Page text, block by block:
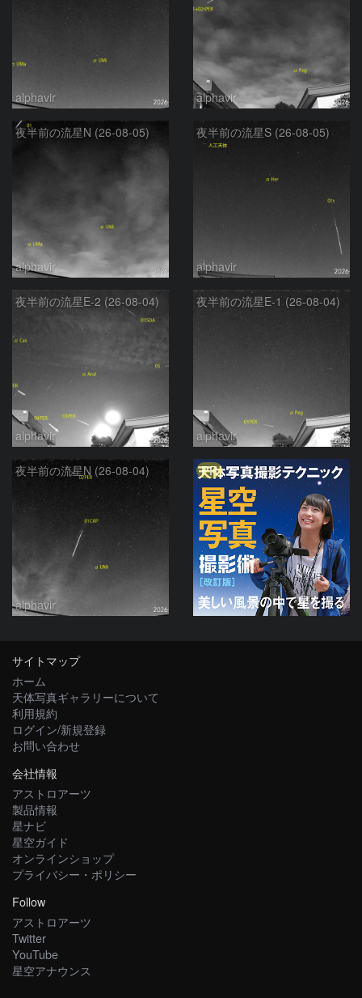
alphavir alphavir
夜半前の流星N (26-08-05)
alphavir
夜半前の流星S (26-08-05)
alphavir
夜半前の流星E-2 (26-08-04)
alphavir
夜半前の流星E-1 (26-08-04)
alphavir
夜半前の流星N (26-08-04)
alphavir
PR
サイトマップ
ホーム
天体写真ギャラリーについて
利用規約
ログイン/新規登録
お問い合わせ
会社情報
アストロアーツ
製品情報
星ナビ
星空ガイド
オンラインショップ
プライバシー・ポリシー
Follow
アストロアーツ
Twitter
YouTube
星空アナウンス